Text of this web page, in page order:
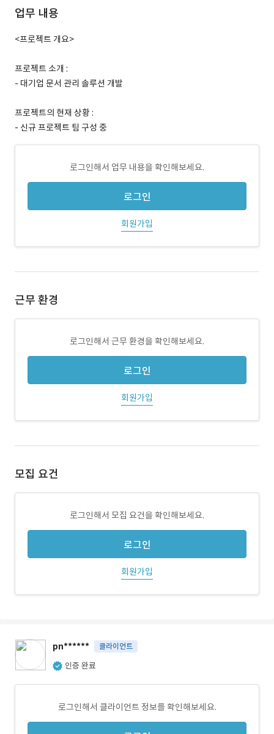
업무 내용
<프로젝트 개요>
프로젝트 소개 :
- 대기업 문서 관리 솔루션 개발
프로젝트의 현재 상황 :
- 신규 프로젝트 팀 구성 중
로그인해서 업무 내용을 확인해보세요.
로그인
회원가입
근무 환경
로그인해서 근무 환경을 확인해보세요.
로그인
회원가입
모집 요건
로그인해서 모집 요건을 확인해보세요.
로그인
회원가입
pn****** 클라이언트
인증 완료
로그인해서 클라이언트 정보를 확인해보세요.